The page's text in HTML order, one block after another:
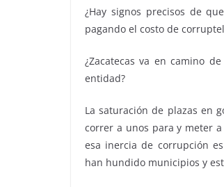
¿Hay signos precisos de
pagando el costo de
¿Zacatecas va en camino
entidad?
La saturación de plazas en
correr a unos para y meter
esa inercia de corrupción
han hundido municipios y